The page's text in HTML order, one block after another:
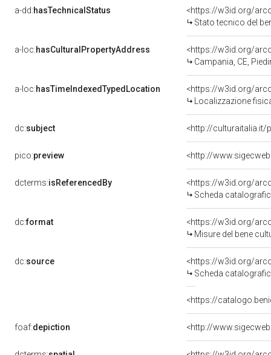
a-dd:hasTechnicalStatus
<https://w3id.org/
Stato tecnico del
a-loc:hasCulturalPropertyAddress
<https://w3id.org/
Campania, CE,
a-loc:hasTimeIndexedTypedLocation
<https://w3id.org/
Localizzazione
dc:subject <http://culturaitalia.it/
pico:preview
dcterms:isReferencedBy
<https://w3id.org/
Scheda
dc:format
<https://w3id.org/
Misure del bene
dc:source
<https://w3id.org/
Scheda
<https://
foaf:depiction